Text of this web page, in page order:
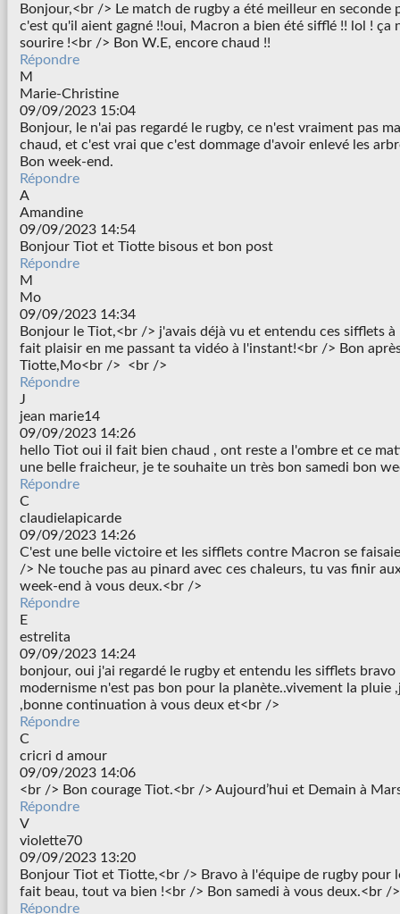
Bonjour,<br /> Le match de rugby a été meilleur en seconde
c'est qu'il aient gagné !!oui, Macron a bien été sifflé !! lol ! ça
sourire !<br /> Bon W.E, encore chaud !!
Répondre
M
Marie-Christine
09/09/2023 15:04
Bonjour, le n'ai pas regardé le rugby, ce n'est vraiment pas
chaud, et c'est vrai que c'est dommage d'avoir enlevé les
Bon week-end.
Répondre
A
Amandine
09/09/2023 14:54
Bonjour Tiot et Tiotte bisous et bon post
Répondre
M
Mo
09/09/2023 14:34
Bonjour le Tiot,<br /> j'avais déjà vu et entendu ces sifflets à
fait plaisir en me passant ta vidéo à l'instant!<br /> Bon
Tiotte,Mo<br /> <br />
Répondre
J
jean marie14
09/09/2023 14:26
hello Tiot oui il fait bien chaud , ont reste a l'ombre et ce
une belle fraicheur, je te souhaite un très bon samedi bon
Répondre
C
claudielapicarde
09/09/2023 14:26
C'est une belle victoire et les sifflets contre Macron se
/> Ne touche pas au pinard avec ces chaleurs, tu vas finir
week-end à vous deux.<br />
Répondre
E
estrelita
09/09/2023 14:24
bonjour, oui j'ai regardé le rugby et entendu les sifflets bravo
modernisme n'est pas bon pour la planète..vivement la pluie
,bonne continuation à vous deux et<br />
Répondre
C
cricri d amour
09/09/2023 14:06
<br /> Bon courage Tiot.<br /> Aujourd’hui et Demain à
Répondre
V
violette70
09/09/2023 13:20
Bonjour Tiot et Tiotte,<br /> Bravo à l'équipe de rugby pour
fait beau, tout va bien !<br /> Bon samedi à vous deux.<br /
Répondre